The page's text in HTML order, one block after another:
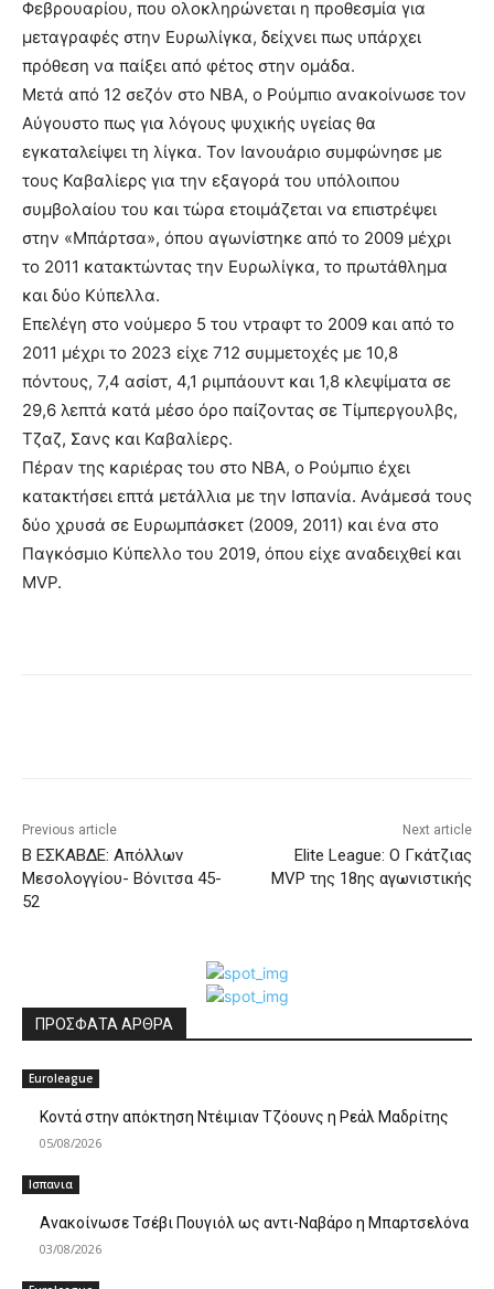
Φεβρουαρίου, που ολοκληρώνεται η προθεσμία για
μεταγραφές στην Ευρωλίγκα, δείχνει πως υπάρχει
πρόθεση να παίξει από φέτος στην ομάδα.
Μετά από 12 σεζόν στο ΝΒΑ, ο Ρούμπιο ανακοίνωσε τον
Αύγουστο πως για λόγους ψυχικής υγείας θα
εγκαταλείψει τη λίγκα. Τον Ιανουάριο συμφώνησε με
τους Καβαλίερς για την εξαγορά του υπόλοιπου
συμβολαίου του και τώρα ετοιμάζεται να επιστρέψει
στην «Μπάρτσα», όπου αγωνίστηκε από το 2009 μέχρι
το 2011 κατακτώντας την Ευρωλίγκα, το πρωτάθλημα
και δύο Κύπελλα.
Επελέγη στο νούμερο 5 του ντραφτ το 2009 και από το
2011 μέχρι το 2023 είχε 712 συμμετοχές με 10,8
πόντους, 7,4 ασίστ, 4,1 ριμπάουντ και 1,8 κλεψίματα σε
29,6 λεπτά κατά μέσο όρο παίζοντας σε Τίμπεργουλβς,
Τζαζ, Σανς και Καβαλίερς.
Πέραν της καριέρας του στο ΝΒΑ, ο Ρούμπιο έχει
κατακτήσει επτά μετάλλια με την Ισπανία. Ανάμεσά τους
δύο χρυσά σε Ευρωμπάσκετ (2009, 2011) και ένα στο
Παγκόσμιο Κύπελλο του 2019, όπου είχε αναδειχθεί και
MVP.
Previous article
Β ΕΣΚΑΒΔΕ: Απόλλων
Μεσολογγίου- Βόνιτσα 45-
52
Next article
Elite League: Ο Γκάτζιας
MVP της 18ης αγωνιστικής
ΠΡΟΣΦΑΤΑ ΑΡΘΡΑ
Euroleague
Κοντά στην απόκτηση Ντέιμιαν Τζόουνς η Ρεάλ Μαδρίτης
05/08/2026
Ισπανια
Ανακοίνωσε Τσέβι Πουγιόλ ως αντι-Ναβάρο η Μπαρτσελόνα
03/08/2026